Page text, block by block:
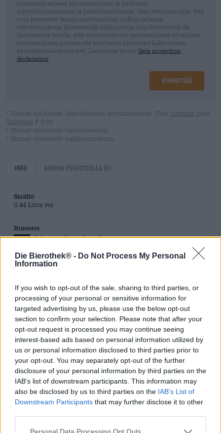
Die Bierothek® - Do Not Process My Personal
Information
If you wish to opt-out of the sale, sharing to third parties, or
processing of your personal or sensitive information for
targeted advertising by us, please use the below opt-out
section to confirm your selection. Please note that after your
opt-out request is processed you may continue seeing
interest-based ads based on personal information utilized by
us or personal information disclosed to third parties prior to
your opt-out. You may separately opt-out of the further
disclosure of your personal information by third parties on the
IAB’s list of downstream participants. This information may
also be disclosed by us to third parties on the IAB’s List of
Downstream Participants that may further disclose it to other
asiakastili tarjoaa yleiskatsauksen ja hallinnan
myyntitoiminnastani ja henkilötiedoistani. Olen tietoinen siitä, että
voin peruuttaa tämän suostumuksen milloin tahansa
tulevaisuudessa lähettämällä sähköpostia shop@bierothek.de.
Ilmoitamme sinulle, että suostumuksesi peruuttaminen ei vaikuta
suostumuksesi perusteella suoritetun käsittelyn laillisuuteen
peruuttamishetkeen asti. Lisätietoja löytyy data protection
declaration
Kiinnittää
* Hinnat sisältävät lakisääteisen arvonlisäveron. Plus Laivaus plus
Tallettaa € 0,25
* Hinnat sisältävät valmisteveron
* Hinnat sisältävät pakkausmaksun
Info Arvion perusteella (0)
Sisältö
0,44 Litra voi
Brauerei
Schwarze Rose Craft Beer
Bierothekin® tunnus
10348010
4270000375286, 4270002137684
Paino
0.44kg(0.45kg pakkauksen kanssa)
€ 0.25
LMIV
Vastuullinen elintarvikealan toimija (EU)
Simon Rose, Colmarstr. 18, 5118
Mainz Deutschland(DE)
Bierregion
Deutschland